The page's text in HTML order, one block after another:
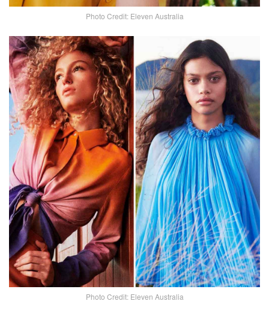
Photo Credit: Eleven Australia
Photo Credit: Eleven Australia